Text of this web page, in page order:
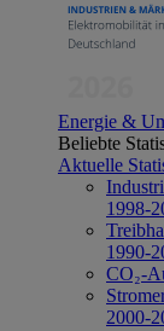
Energie &
Beliebte
Aktuelle
1998-
1990-
CO₂-
2000-